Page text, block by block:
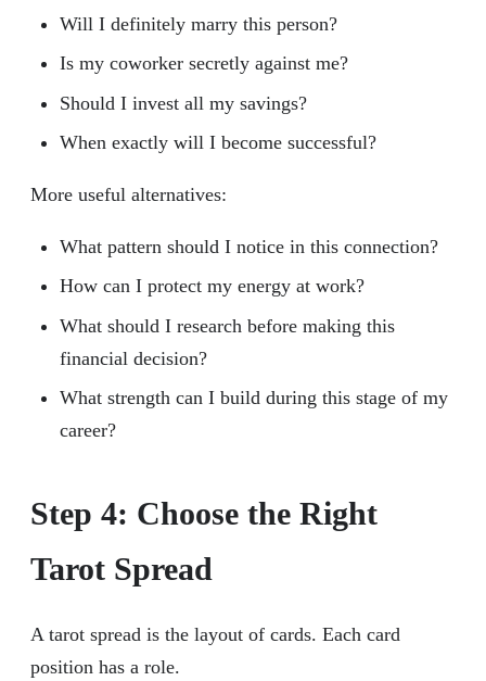
Will I definitely marry this person?
Is my coworker secretly against me?
Should I invest all my savings?
When exactly will I become successful?
More useful alternatives:
What pattern should I notice in this connection?
How can I protect my energy at work?
What should I research before making this
financial decision?
What strength can I build during this stage of my
career?
Step 4: Choose the Right
Tarot Spread
A tarot spread is the layout of cards. Each card
position has a role.